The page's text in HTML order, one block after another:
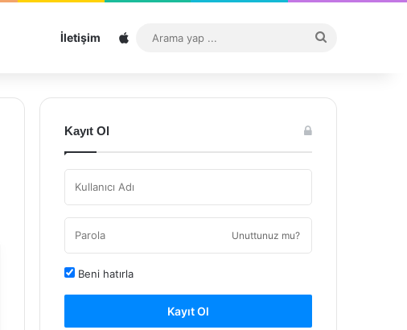
İletişim Sitemap
...
Kayıt Ol
Unuttunuz mu?
Beni hatırla
Kayıt Ol